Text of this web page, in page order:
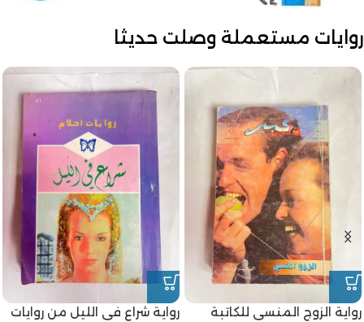
روايات مستعملة وصلت حديثا
رواية الزوج المنسي للكاتبة
رواية شراع فى الليل من روايات